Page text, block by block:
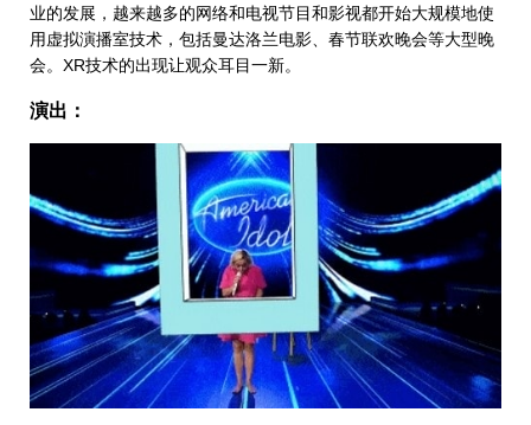
业的发展，越来越多的网络和电视节目和影视都开始大规模地使
用虚拟演播室技术，包括曼达洛兰电影、春节联欢晚会等大型晚
会。XR技术的出现让观众耳目一新。
演出：